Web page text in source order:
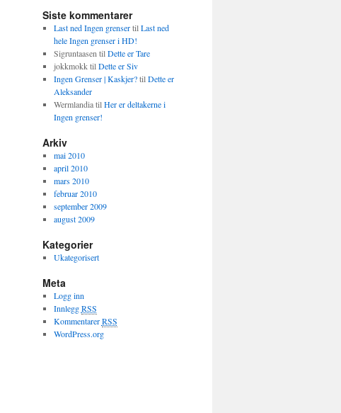
Siste kommentarer
Last ned Ingen grensertilLast ned
hele Ingen grenser i HD!
Sigruntaasen tilDette er Tare
jokkmokktilDette er Siv
Ingen Grenser | Kaskjer?tilDette er
Aleksander
WermlandiatilHer er deltakerne i
Ingen grenser!
Arkiv
mai 2010
april 2010
mars 2010
februar 2010
september 2009
august 2009
Kategorier
Ukategorisert
Meta
Logg inn
InnleggRSS
KommentarerRSS
WordPress.org